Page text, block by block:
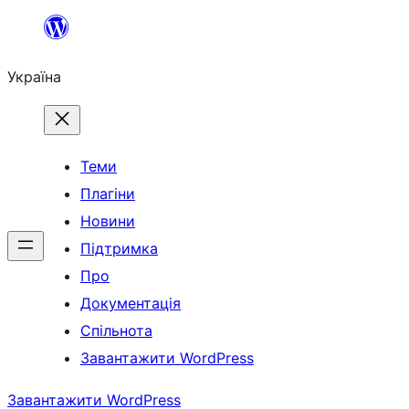
Перейти
вмісту
Україна
Теми
Плагіни
Новини
Підтримка
Про
Документація
Спільнота
Завантажити WordPress
Завантажити WordPress